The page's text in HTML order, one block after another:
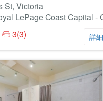
St, Victoria
3(3) 詳細